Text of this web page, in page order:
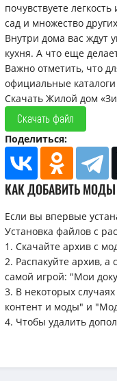
почувствуете
сад и множество
Внутри дома вас ждут
кухня. А что еще
Важно отметить, что
официальные
Скачать Жилой дом
Скачать файл
Поделиться:
КАК ДОБАВИТЬ МОДЫ
Если вы впервые
Установка файлов с
1. Скачайте архив с
2. Распакуйте архив,
самой игрой: "Мои
3. В некоторых
контент и моды" и
4. Чтобы удалить